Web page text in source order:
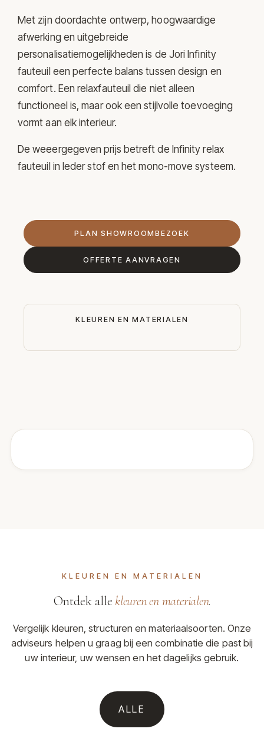
Met zijn doordachte ontwerp, hoogwaardige
afwerking en uitgebreide
personalisatiemogelijkheden is de Jori Infinity
fauteuil een perfecte balans tussen design en
comfort. Een relaxfauteuil die niet alleen
functioneel is, maar ook een stijlvolle toevoeging
vormt aan elk interieur.
De weeergegeven prijs betreft de Infinity relax
fauteuil in leder stof en het mono-move systeem.
PLAN SHOWROOMBEZOEK
OFFERTE AANVRAGEN
KLEUREN EN MATERIALEN
KLEUREN EN MATERIALEN
Ontdek alle kleuren en materialen.
Vergelijk kleuren, structuren en materiaalsoorten. Onze
adviseurs helpen u graag bij een combinatie die past bij
uw interieur, uw wensen en het dagelijks gebruik.
ALLE